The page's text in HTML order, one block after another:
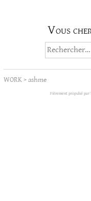
Vous
Rechercher :
WORK>ashme
Fièrement propulsé par